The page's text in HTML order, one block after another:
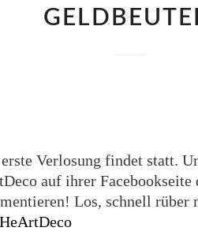
Verlosung findet statt.
auf ihrer Facebookseite
Los, schnell rüber